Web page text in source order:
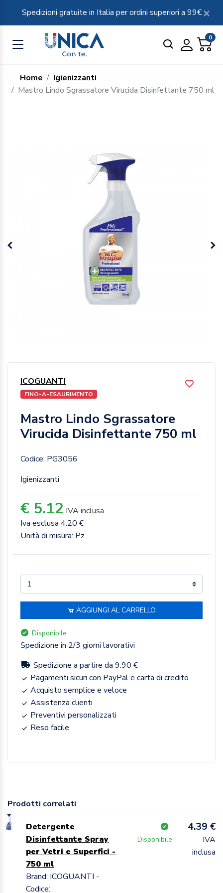
Spedizioni gratuite in Italia per ordini superiori a 99€
0
Home
Igienizzanti
Mastro Lindo Sgrassatore Virucida Disinfettante 750 ml
ICOGUANTI
FINO-A-ESAURIMENTO
Mastro Lindo Sgrassatore
Virucida Disinfettante 750 ml
Codice: PG3056
Igienizzanti
€ 5.12 IVA inclusa
Iva esclusa 4.20 €
Unità di misura: Pz
AGGIUNGI AL CARRELLO
Disponibile
Spedizione in 2/3 giorni lavorativi
Spedizione a partire da 9.90 €
Pagamenti sicuri con PayPal e carta di credito
Acquisto semplice e veloce
Assistenza clienti
Preventivi personalizzati
Reso facile
Prodotti correlati
Detergente
Disinfettante Spray
per Vetri e Superfici -
750 ml
Brand: ICOGUANTI -
Codice:
Disponibile
4.39 €
IVA
inclusa